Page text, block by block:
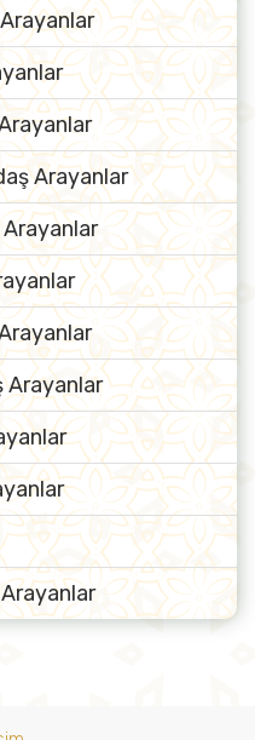
Arayanlar
Arayanlar